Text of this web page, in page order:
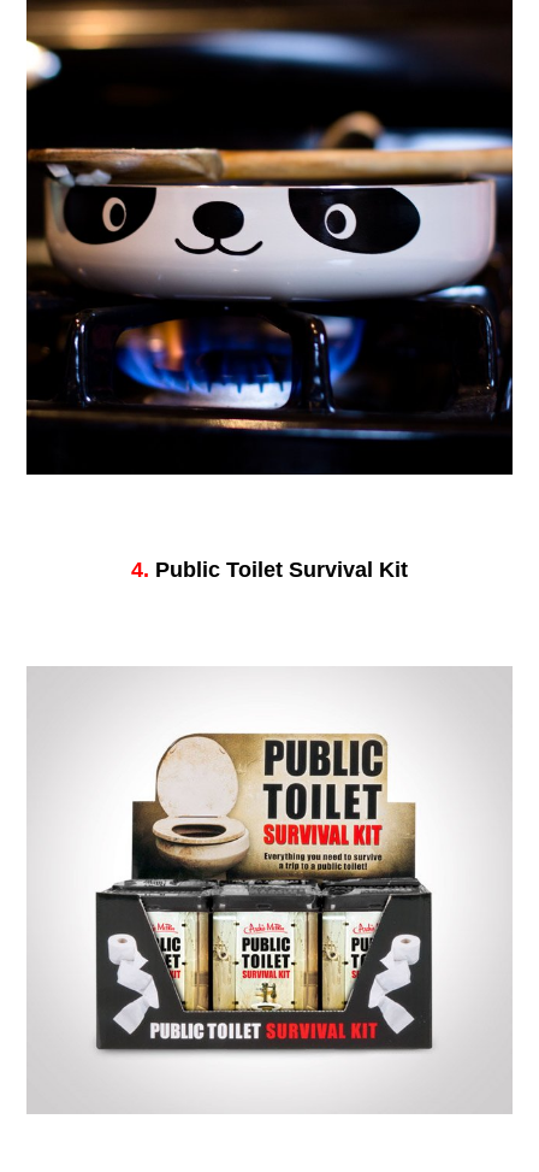
4. Public Toilet Survival Kit